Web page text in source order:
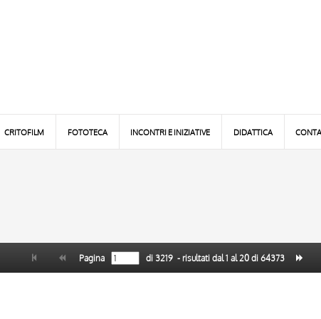
CRITOFILM FOTOTECA INCONTRI E INIZIATIVE DIDATTICA
Pagina di 3219 - risultati dal1 al 20di 64373